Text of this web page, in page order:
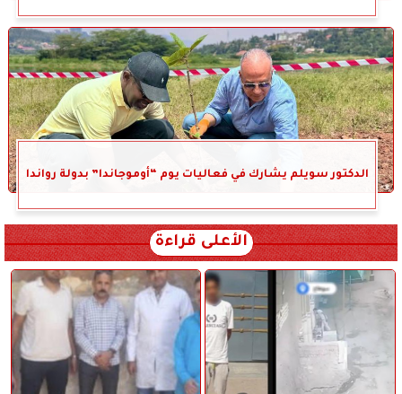
الدكتور سويلم يشارك في فعاليات يوم “أوموجاندا” بدولة رواندا
الأعلى قراءة